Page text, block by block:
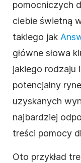
pomocniczych
ciebie świetną
takiego jak
główne słowa
jakiego rodzaju
potencjalny
uzyskanych
najbardziej
treści pomocy
Oto przykład